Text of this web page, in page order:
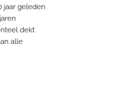
jaar geleden
dekt
alle